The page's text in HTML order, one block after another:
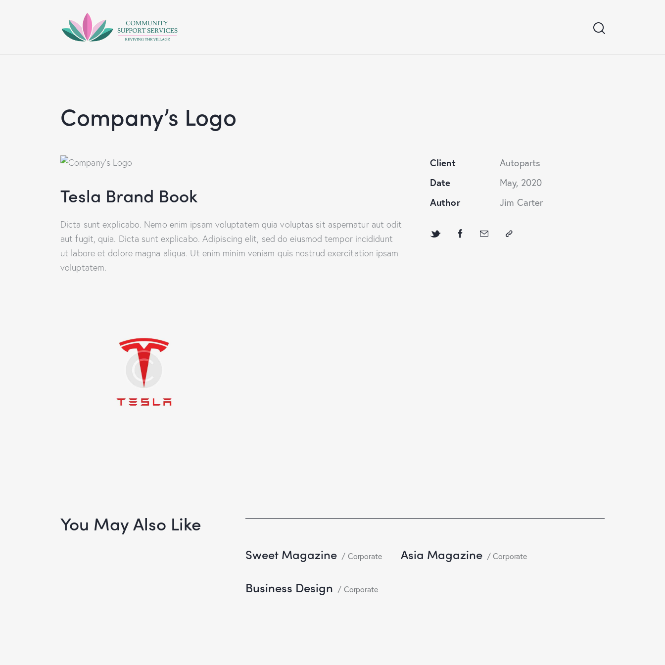
Company’s Logo
Tesla Brand Book
Dicta sunt explicabo. Nemo enim ipsam voluptatem quia voluptas sit aspernatur aut odit
aut fugit, quia. Dicta sunt explicabo. Adipiscing elit, sed do eiusmod tempor incididunt
ut labore et dolore magna aliqua. Ut enim minim veniam quis nostrud exercitation ipsam
voluptatem.
Client
Autoparts
Date
May, 2020
Author
Jim Carter
You May Also Like
Corporate
Sweet Magazine Corporate
Asia Magazine
Corporate
Business Design